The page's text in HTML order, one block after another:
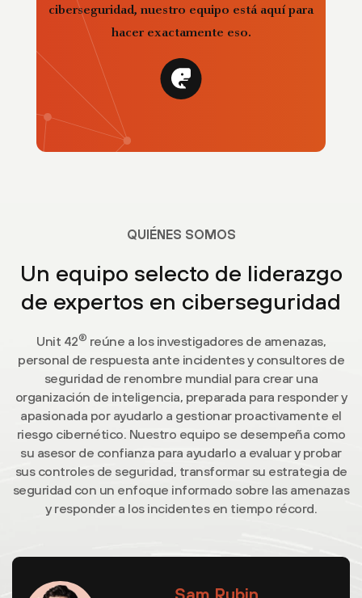
ciberseguridad, nuestro equipo está aquí para
hacer exactamente eso.
QUIÉNES SOMOS
Un equipo selecto de liderazgo
de expertos en ciberseguridad
Unit 42® reúne a los investigadores de amenazas,
personal de respuesta ante incidentes y consultores de
seguridad de renombre mundial para crear una
organización de inteligencia, preparada para responder y
apasionada por ayudarlo a gestionar proactivamente el
riesgo cibernético. Nuestro equipo se desempeña como
su asesor de confianza para ayudarlo a evaluar y probar
sus controles de seguridad, transformar su estrategia de
seguridad con un enfoque informado sobre las amenazas
y responder a los incidentes en tiempo récord.
Sam Rubin